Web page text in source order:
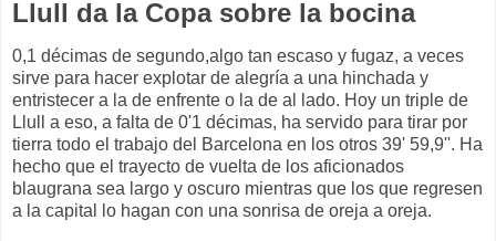
Llull da la Copa sobre la bocina
0,1 décimas de segundo,algo tan escaso y fugaz, a veces
sirve para hacer explotar de alegría a una hinchada y
entristecer a la de enfrente o la de al lado. Hoy un triple de
Llull a eso, a falta de 0'1 décimas, ha servido para tirar por
tierra todo el trabajo del Barcelona en los otros 39' 59,9''. Ha
hecho que el trayecto de vuelta de los aficionados
blaugrana sea largo y oscuro mientras que los que regresen
a la capital lo hagan con una sonrisa de oreja a oreja.